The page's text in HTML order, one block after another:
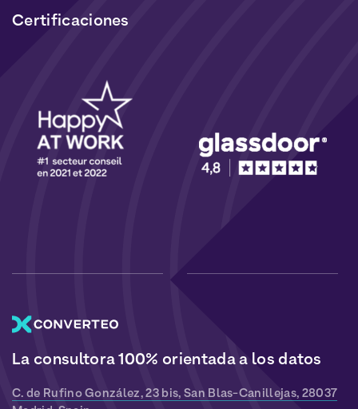
La consultora 100% orientada a los datos
C. de Rufino González, 23 bis, San Blas-Canillejas, 28037
Certificaciones